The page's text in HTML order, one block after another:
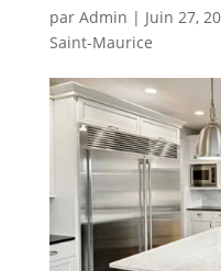
par Admin | Juin 27,
Saint-Maurice